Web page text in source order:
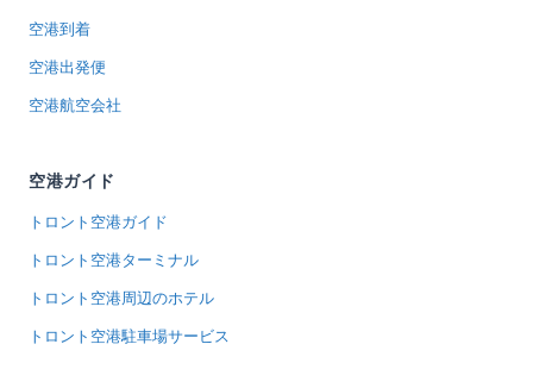
空港到着
空港出発便
空港航空会社
空港ガイド
トロント空港ガイド
トロント空港ターミナル
トロント空港周辺のホテル
トロント空港駐車場サービス